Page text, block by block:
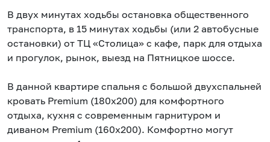
В двух минутах ходьбы остановка общественного
транспорта, в 15 минутах ходьбы (или 2 автобусные
остановки) от ТЦ «Столица» с кафе, парк для отдыха
и прогулок, рынок, выезд на Пятницкое шоссе.
В данной квартире спальня с большой двухспальней
кровать Рrеmium (180х200) для комфортного
отдыха, кухня с современным гарнитуром и
диваном Рrеmium (160х200). Комфортно могут